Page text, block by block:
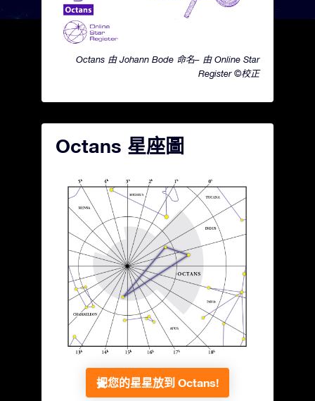
Octans 由 Johann Bode 命名– 由 Online Star
Register ©校正
Octans 星座圖
把您的星星放到 Octans!